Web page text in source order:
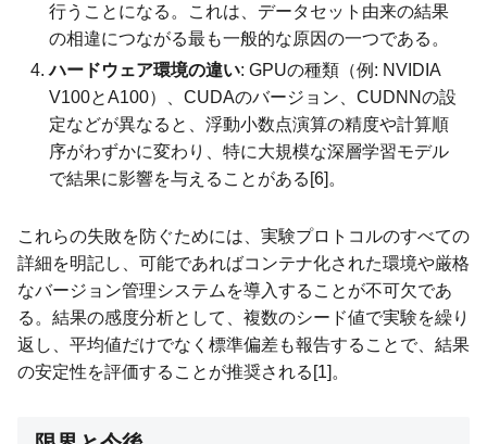
行うことになる。これは、データセット由来の結果
の相違につながる最も一般的な原因の一つである。
ハードウェア環境の違い: GPUの種類（例: NVIDIA
V100とA100）、CUDAのバージョン、CUDNNの設
定などが異なると、浮動小数点演算の精度や計算順
序がわずかに変わり、特に大規模な深層学習モデル
で結果に影響を与えることがある[6]。
これらの失敗を防ぐためには、実験プロトコルのすべての
詳細を明記し、可能であればコンテナ化された環境や厳格
なバージョン管理システムを導入することが不可欠であ
る。結果の感度分析として、複数のシード値で実験を繰り
返し、平均値だけでなく標準偏差も報告することで、結果
の安定性を評価することが推奨される[1]。